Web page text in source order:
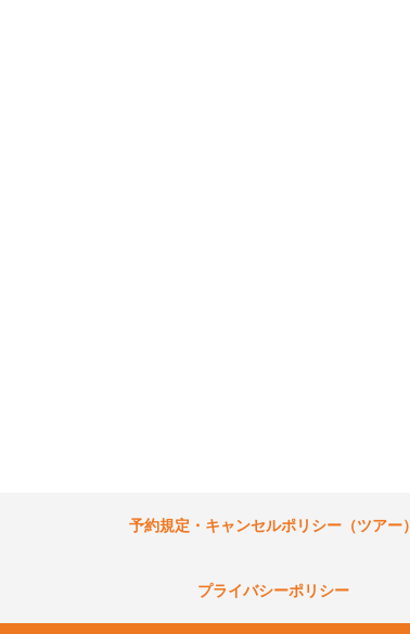
予約規定・キャンセルポリシー（ツアー）
プライバシーポリシー